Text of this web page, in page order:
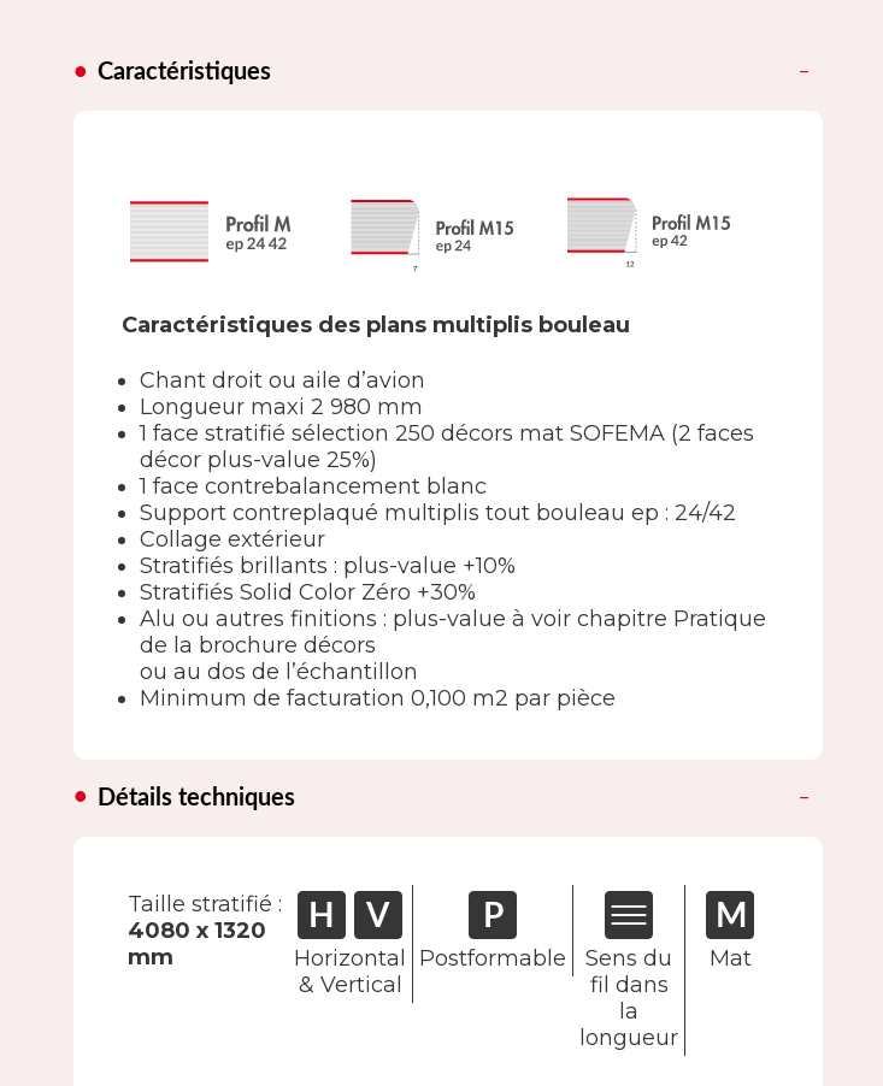
Caractéristiques
Caractéristiques des plans multiplis bouleau
Chant droit ou aile d’avion
Longueur maxi 2 980 mm
1 face stratifié sélection 250 décors mat SOFEMA (2 faces
décor plus-value 25%)
1 face contrebalancement blanc
Support contreplaqué multiplis tout bouleau ep : 24/42
Collage extérieur
Stratifiés brillants : plus-value +10%
Stratifiés Solid Color Zéro +30%
Alu ou autres finitions : plus-value à voir chapitre Pratique
de la brochure décors
ou au dos de l’échantillon
Minimum de facturation 0,100 m2 par pièce
Détails techniques
Taille stratifié :
4080 x 1320
mm
Horizontal
& Vertical
Postformable
Sens du
fil dans
la
longueur
Mat